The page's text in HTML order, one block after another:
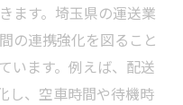
ます。埼玉県の運送業
の連携強化を図ること
います。例えば、配送
し、空車時間や待機時